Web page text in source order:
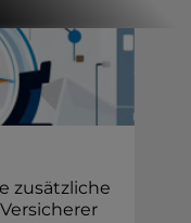
zusätzliche